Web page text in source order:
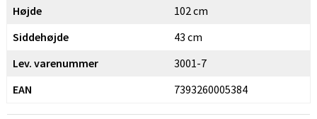
Højde
102 cm
Siddehøjde
43 cm
Lev. varenummer
3001-7
EAN
7393260005384